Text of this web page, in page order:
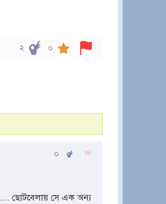
০
২
০
ছোটবেলায় সে এক অন্য